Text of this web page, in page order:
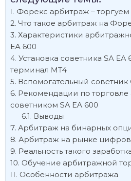
Форекс арбитраж –
Что такое арбитраж на
Характеристики
EA 600
Установка советника SA EA
терминал MT4
Вспомогательный советник
Рекомендации по
советником SA EA 600
Выводы
Арбитраж на бинарных
Арбитраж на рынке
Реальность такого
Обучение арбитражной
Особенности арбитража